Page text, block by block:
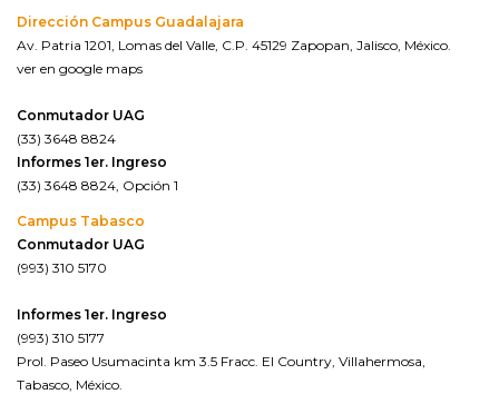
Dirección Campus Guadalajara
Av. Patria 1201, Lomas del Valle, C.P. 45129 Zapopan, Jalisco, México.
ver en google maps
Conmutador UAG
(33) 3648 8824
Informes 1er. Ingreso
(33) 3648 8824, Opción 1
Campus Tabasco
Conmutador UAG
(993) 310 5170
Informes 1er. Ingreso
(993) 310 5177
Prol. Paseo Usumacinta km 3.5 Fracc. El Country, Villahermosa,
Tabasco, México.